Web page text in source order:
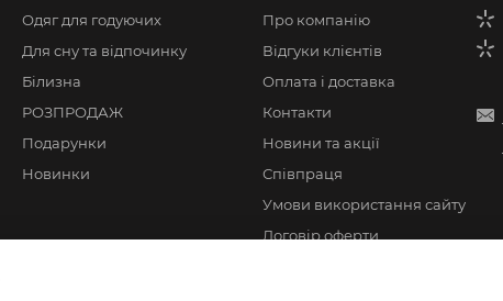
Одяг для годуючих
Для сну та відпочинку
Білизна
РОЗПРОДАЖ
Подарунки
Новинки
Про компанію
Відгуки клієнтів
Оплата і доставка
Контакти
Новини та акції
Співпраця
Умови використання сайту
Договір оферти